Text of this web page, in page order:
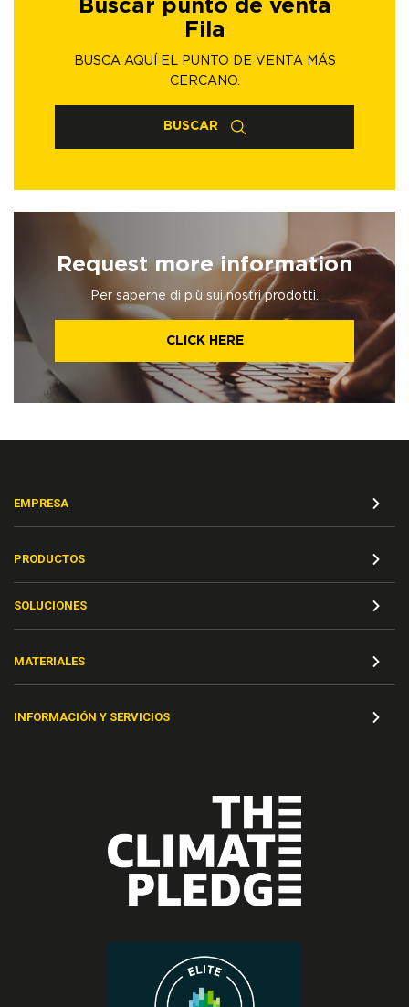
Buscar punto de venta
Fila
BUSCA AQUÍ EL PUNTO DE VENTA MÁS
CERCANO.
BUSCAR
Request more information
Per saperne di più sui nostri prodotti.
CLICK HERE
EMPRESA
PRODUCTOS
SOLUCIONES
MATERIALES
INFORMACIÓN Y SERVICIOS